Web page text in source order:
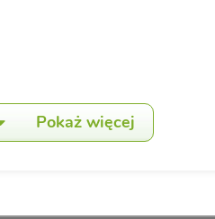
Pokaż więcej